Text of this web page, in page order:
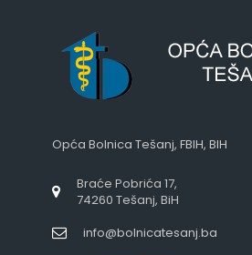
Opća Bolnica Tešanj, FBIH, BIH
Braće Pobrića 17,
74260 Tešanj, BiH
info@bolnicatesanj.ba